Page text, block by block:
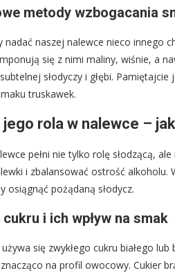
metody wzbogacania
nadać naszej nalewce nieco innego
się z nimi maliny, wiśnie, a
słodyczy i głębi.
truskawek.
jego rola w nalewce –
pełni nie tylko rolę słodzącą,
i zbalansować ostrość
osiągnąć pożądaną słodycz.
i ich wpływ na smak
się zwykłego cukru białego
znacząco na profil owocowy. Cukier